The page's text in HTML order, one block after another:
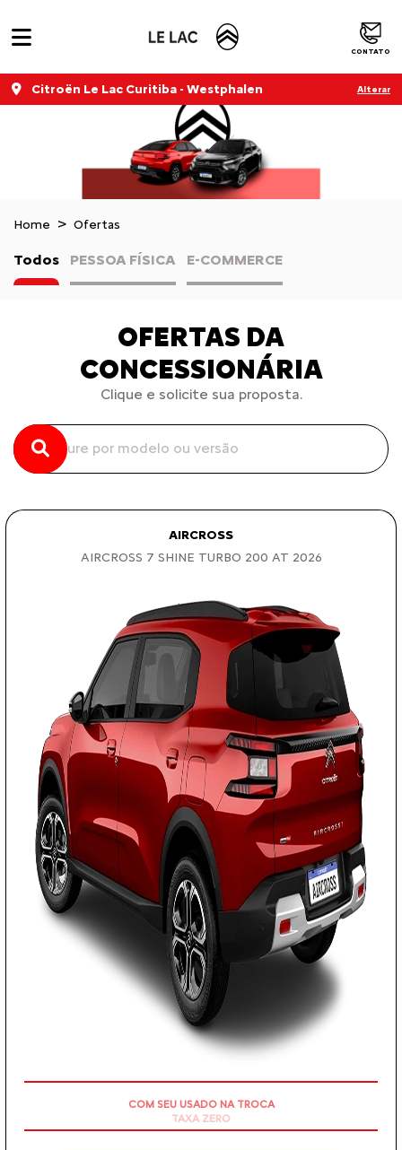
CONTATO
Citroën Le Lac Curitiba - Westphalen Alterar
Home Ofertas
Todos PESSOA FÍSICA E-COMMERCE
OFERTAS DA
CONCESSIONÁRIA
Clique e solicite sua proposta.
AIRCROSS
AIRCROSS 7 SHINE TURBO 200 AT 2026